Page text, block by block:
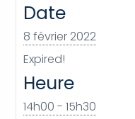
Date
8 février 2022
Expired!
Heure
14h00 - 15h30